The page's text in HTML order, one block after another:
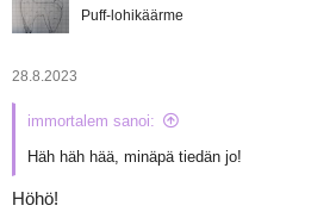
Puff-lohikäärme
28.8.2023
immortalem sanoi:
Häh häh hää, minäpä tiedän jo!
Höhö!